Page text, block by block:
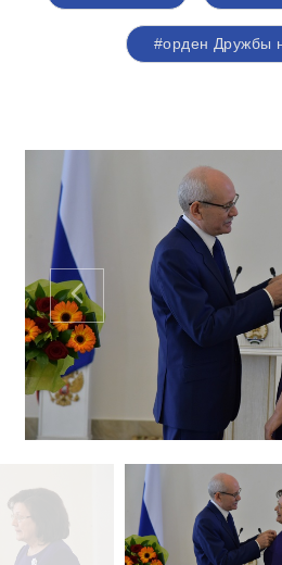
#орден Дружбы